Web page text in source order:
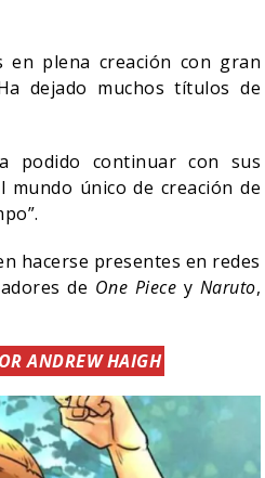
en plena creación con gran
dejado muchos títulos de
podido continuar con sus
mundo único de creación de
hacerse presentes en redes
de One Piece y Naruto,
ANDREW HAIGH
RESEÑA LA
OLIVIA WILDE
SOBRE LA VIDA